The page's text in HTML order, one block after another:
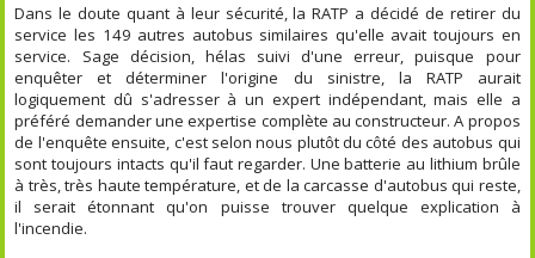
Dans le doute quant à leur sécurité, la RATP a décidé de retirer du
service les 149 autres autobus similaires qu'elle avait toujours en
service. Sage décision, hélas suivi d'une erreur, puisque pour
enquêter et déterminer l'origine du sinistre, la RATP aurait
logiquement dû s'adresser à un expert indépendant, mais elle a
préféré demander une expertise complète au constructeur. A propos
de l'enquête ensuite, c'est selon nous plutôt du côté des autobus qui
sont toujours intacts qu'il faut regarder. Une batterie au lithium brûle
à très, très haute température, et de la carcasse d'autobus qui reste,
il serait étonnant qu'on puisse trouver quelque explication à
l'incendie.